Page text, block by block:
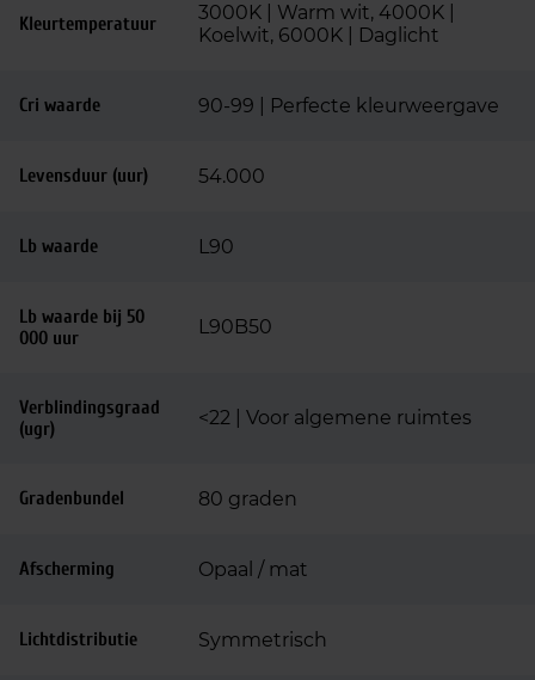
Kleurtemperatuur
3000K | Warm wit, 4000K |
Koelwit, 6000K | Daglicht
Cri waarde 90-99 | Perfecte kleurweergave
Levensduur (uur) 54.000
Lb waarde L90
Lb waarde bij 50
000 uur
L90B50
Verblindingsgraad
(ugr)
<22 | Voor algemene ruimtes
Gradenbundel 80 graden
Afscherming Opaal / mat
Lichtdistributie Symmetrisch